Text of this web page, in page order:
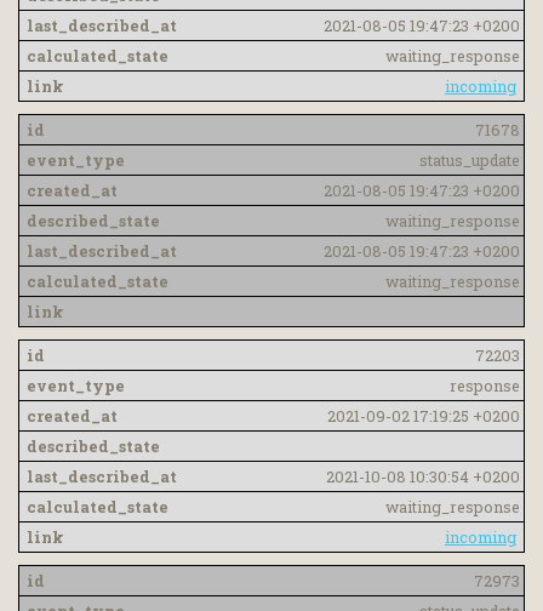
2021-08-05 19:47:23 +0200
waiting_response
incoming
71678
status_update
2021-08-05 19:47:23 +0200
waiting_response
2021-08-05 19:47:23 +0200
waiting_response
72203
response
2021-09-02 17:19:25 +0200
2021-10-08 10:30:54 +0200
waiting_response
incoming
72973